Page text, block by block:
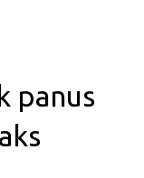
panus